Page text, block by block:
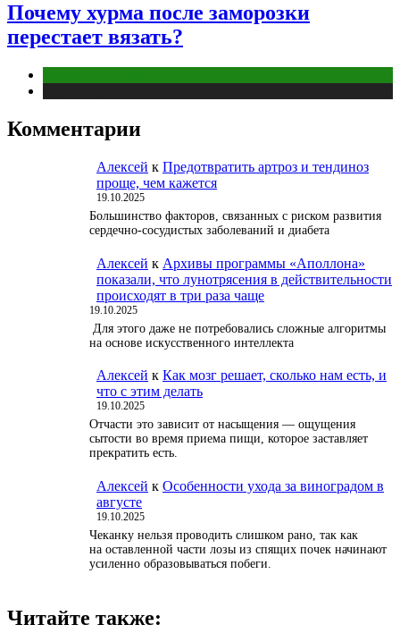
Почему хурма после заморозки
перестает вязать?
Комментарии
Алексей к Предотвратить артроз и тендиноз
проще, чем кажется
19.10.2025
Большинство факторов, связанных с риском развития
сердечно-сосудистых заболеваний и диабета
Алексей к Архивы программы «Аполлона»
показали, что лунотрясения в действительности
происходят в три раза чаще
19.10.2025
Для этого даже не потребовались сложные алгоритмы
на основе искусственного интеллекта
Алексей к Как мозг решает, сколько нам есть, и
что с этим делать
19.10.2025
Отчасти это зависит от насыщения — ощущения
сытости во время приема пищи, которое заставляет
прекратить есть.
Алексей к Особенности ухода за виноградом в
августе
19.10.2025
Чеканку нельзя проводить слишком рано, так как
на оставленной части лозы из спящих почек начинают
усиленно образовываться побеги.
Читайте также: